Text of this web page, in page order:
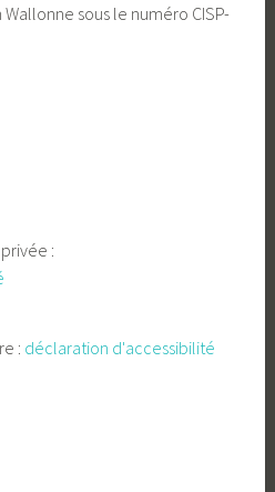
sous le numéro CISP-
:
: déclaration d'accessibilité